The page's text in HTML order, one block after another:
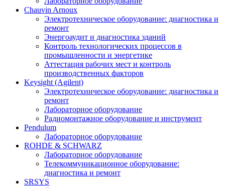
Chauvin Arnoux
Электротехническое оборудование: диагностика и
ремонт
Энергоаудит и диагностика зданий
Контроль технологических процессов в
промышленности и энергетике
Аттестация рабочих мест и контроль
производственных факторов
Keysight (Agilent)
Электротехническое оборудование: диагностика и
ремонт
Лабораторное оборудование
Радиомонтажное оборудование и инструмент
Pendulum
Лабораторное оборудование
ROHDE & SCHWARZ
Лабораторное оборудование
Телекоммуникационное оборудование:
диагностика и ремонт
SRSYS